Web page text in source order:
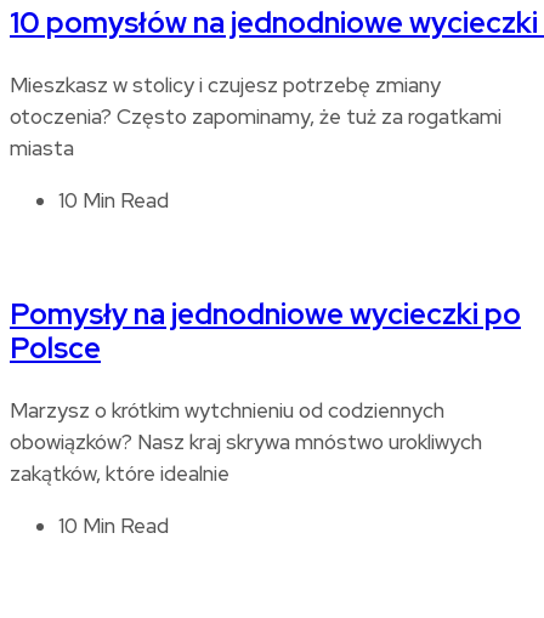
10 pomysłów na jednodniowe
Mieszkasz w stolicy i czujesz potrzebę zmiany
otoczenia? Często zapominamy, że tuż za rogatkami
miasta
10 Min Read
Pomysły na jednodniowe wycieczki po
Polsce
Marzysz o krótkim wytchnieniu od codziennych
obowiązków? Nasz kraj skrywa mnóstwo urokliwych
zakątków, które idealnie
10 Min Read